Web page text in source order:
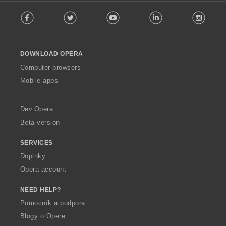
o
w
O
p
a
Facebook Twitter Youtube LinkedIn
DOWNLOAD OPERA
Computer browsers
Mobile apps
Dev.Opera
Beta version
SERVICES
Doplnky
Opera account
NEED HELP?
Pomocník a podpora
Blogy o Opere